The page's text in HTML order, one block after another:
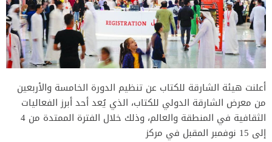
أعلنت هيئة الشارقة للكتاب عن تنظيم الدورة الخامسة والأربعين
من معرض الشارقة الدولي للكتاب، الذي يُعد أحد أبرز الفعاليات
الثقافية في المنطقة والعالم، وذلك خلال الفترة الممتدة من 4
إلى 15 نوفمبر المقبل في مركز